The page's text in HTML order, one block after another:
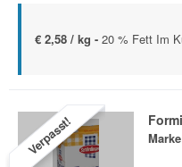
€ 2,58 / kg - 20 % Fett Im
Verpasst!